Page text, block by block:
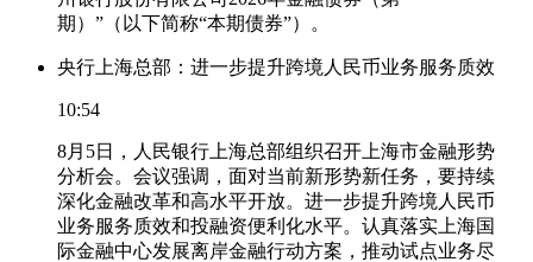
期）”（以下简称“本期债券”）。
央行上海总部：进一步提升跨境人民币业务服务质效
10:54
8月5日，人民银行上海总部组织召开上海市金融形势
分析会。会议强调，面对当前新形势新任务，要持续
深化金融改革和高水平开放。进一步提升跨境人民币
业务服务质效和投融资便利化水平。认真落实上海国
际金融中心发展离岸金融行动方案，推动试点业务尽